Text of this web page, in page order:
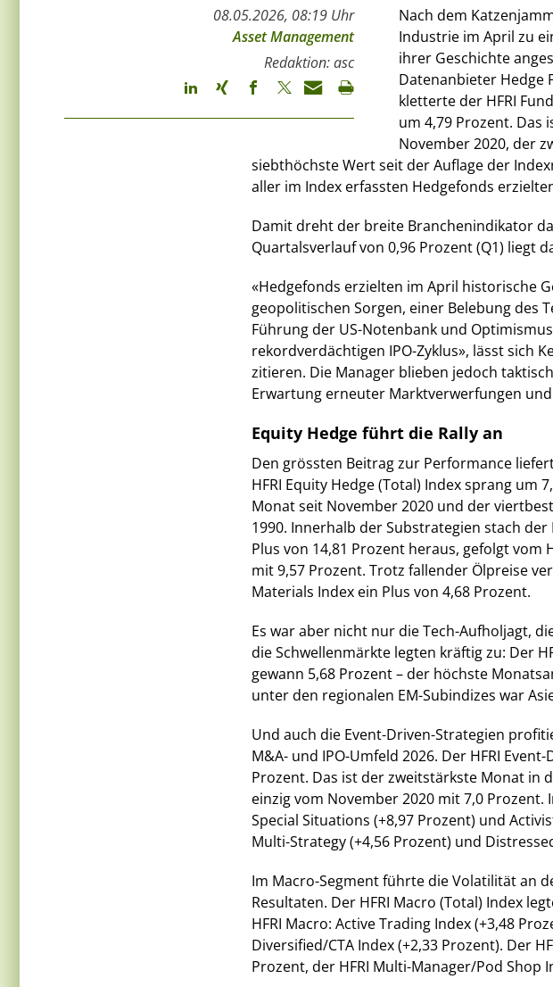
08.05.2026, 08:19 Uhr
Asset Management
Redaktion: asc
Nach dem
Industrie im April zu
ihrer Geschichte
Datenanbieter Hedge
kletterte der HFRI
um 4,79 Prozent. Das
November 2020, der
siebthöchste Wert seit der Auflage der
aller im Index erfassten Hedgefonds
Damit dreht der breite Branchenindikator
Quartalsverlauf von 0,96 Prozent (Q1) liegt
«Hedgefonds erzielten im April historische
geopolitischen Sorgen, einer Belebung des
Führung der US-Notenbank und
rekordverdächtigen IPO-Zyklus», lässt sich
zitieren. Die Manager blieben jedoch
Erwartung erneuter Marktverwerfungen
Equity Hedge führt die Rally an
Den grössten Beitrag zur Performance
HFRI Equity Hedge (Total) Index sprang um
Monat seit November 2020 und der
1990. Innerhalb der Substrategien stach der
Plus von 14,81 Prozent heraus, gefolgt vom
mit 9,57 Prozent. Trotz fallender Ölpreise
Materials Index ein Plus von 4,68 Prozent.
Es war aber nicht nur die Tech-Aufholjagt,
die Schwellenmärkte legten kräftig zu: Der
gewann 5,68 Prozent – der höchste
unter den regionalen EM-Subindizes war
Und auch die Event-Driven-Strategien
M&A- und IPO-Umfeld 2026. Der HFRI
Prozent. Das ist der zweitstärkste Monat in
einzig vom November 2020 mit 7,0
Special Situations (+8,97 Prozent) und
Multi-Strategy (+4,56 Prozent) und
Im Macro-Segment führte die Volatilität an
Resultaten. Der HFRI Macro (Total) Index
HFRI Macro: Active Trading Index (+3,48
Diversified/CTA Index (+2,33 Prozent). Der
Prozent, der HFRI Multi-Manager/Pod Shop